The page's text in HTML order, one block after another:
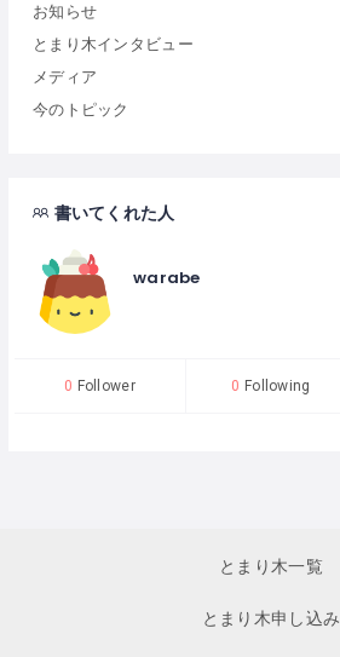
お知らせ
とまり木インタビュー
メディア
今のトピック
書いてくれた人
warabe
0 Follower 0 Following
とまり木一覧
とまり木申し込み